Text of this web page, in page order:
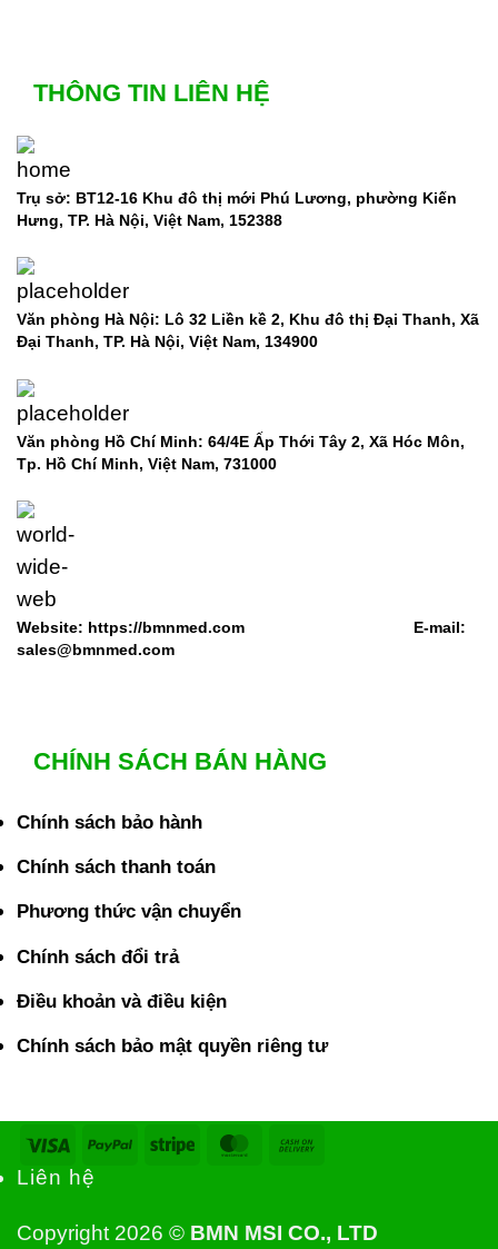
THÔNG TIN LIÊN HỆ
Trụ sở: BT12-16 Khu đô thị mới Phú Lương, phường Kiến
Hưng, TP. Hà Nội, Việt Nam, 152388
Văn phòng Hà Nội: Lô 32 Liền kề 2, Khu đô thị Đại Thanh, Xã
Đại Thanh, TP. Hà Nội, Việt Nam, 134900
Văn phòng Hồ Chí Minh: 64/4E Ấp Thới Tây 2, Xã Hóc Môn,
Tp. Hồ Chí Minh, Việt Nam, 731000
Website: https://bmnmed.com E-mail:
sales@bmnmed.com
CHÍNH SÁCH BÁN HÀNG
Chính sách bảo hành
Chính sách thanh toán
Phương thức vận chuyển
Chính sách đổi trả
Điều khoản và điều kiện
Chính sách bảo mật quyền riêng tư
Visa PayPalStripe MasterCard
Liên hệ
Copyright 2026 © BMN MSI CO., LTD